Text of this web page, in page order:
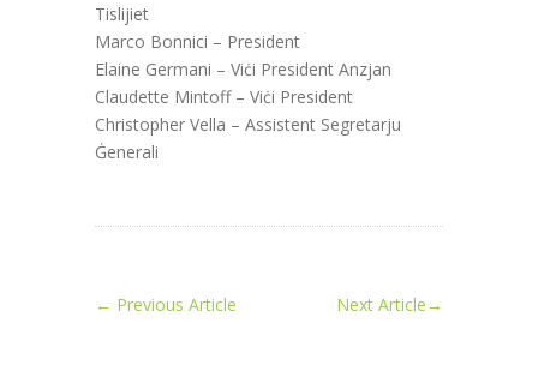
Tislijiet
Marco Bonnici – President
Elaine Germani – Viċi President Anzjan
Claudette Mintoff – Viċi President
Christopher Vella – Assistent Segretarju
Ġenerali
← Previous Article Next Article→